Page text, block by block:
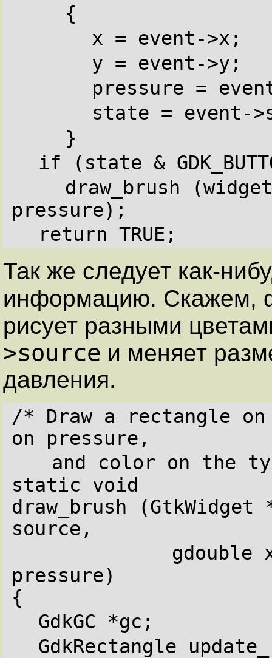
{
x = event->x;
y = event->y;
pressure =
state = event-
}
if (state &
draw_brush
pressure);
return TRUE;
Так же следует как-
информацию. Скажем,
рисует разными
>source и меняет
давления.
/* Draw a rectangle
on pressure,
and color on the
static void
draw_brush (GtkWidget
source,
gdouble
pressure)
{
GdkGC *gc;
GdkRectangle